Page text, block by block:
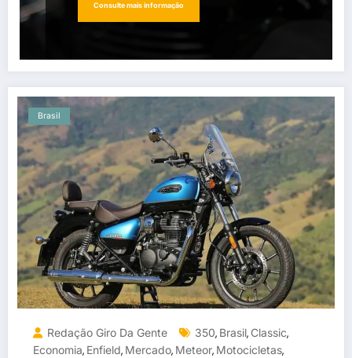
Consulte mais informação
Brasil
Redação Giro Da Gente 350, Brasil, Classic,
Economia, Enfield, Mercado, Meteor, Motocicletas,